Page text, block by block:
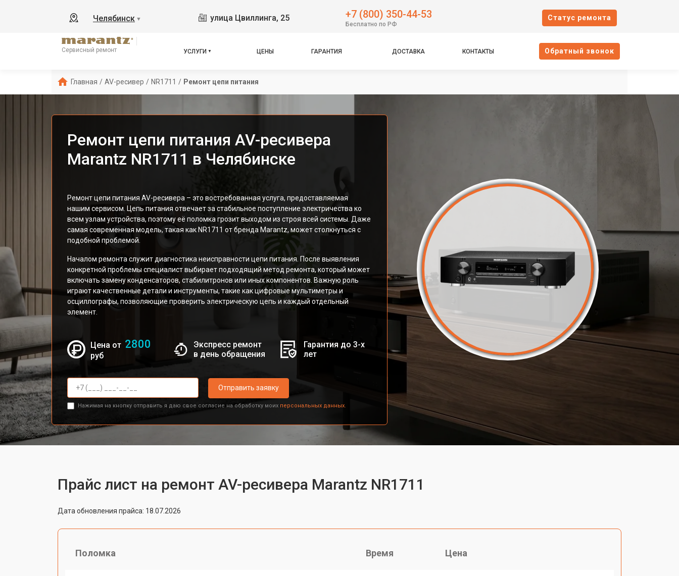
Челябинск ▼ улица Цвиллинга, 25 +7 (800) 350-44-53
Бесплатно по РФ
Cтатус ремонта
Сервисный ремонт УСЛУГИ ЦЕНЫ ГАРАНТИЯ ДОСТАВКА КОНТАКТЫ Oбратный звонок
Главная / AV-ресивер / NR1711 / Ремонт цепи питания
Ремонт цепи питания AV-ресивера
Marantz NR1711 в Челябинске
Ремонт цепи питания AV-ресивера – это востребованная услуга, предоставляемая
нашим сервисом. Цепь питания отвечает за стабильное поступление электричества ко
всем узлам устройства, поэтому её поломка грозит выходом из строя всей системы. Даже
самая современная модель, такая как NR1711 от бренда Marantz, может столкнуться с
подобной проблемой.
Началом ремонта служит диагностика неисправности цепи питания. После выявления
конкретной проблемы специалист выбирает подходящий метод ремонта, который может
включать замену конденсаторов, стабилитронов или иных компонентов. Важную роль
играют качественные детали и инструменты, такие как цифровые мультиметры и
осциллографы, позволяющие проверить электрическую цепь и каждый отдельный
элемент.
Цена от 2800
руб
Экспресс ремонт
в день обращения
Гарантия до 3-х
лет
Отправить заявку
Нажимая на кнопку отправить я даю свое согласие на обработку моих персональных данных.
Прайс лист на ремонт AV-ресивера Marantz NR1711
Дата обновления прайса: 18.07.2026
Поломка Время Цена